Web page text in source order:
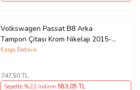
Volkswagen Passat B8 Arka
Tampon Çitası Krom Nikelajı 2015-
2018
Kargo Bedava
747,50 TL
Sepette %22 İndirim 583,05 TL